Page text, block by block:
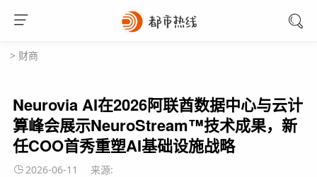
> 财商
Neurovia AI在2026阿联酋数据中心与云计
算峰会展示NeuroStream™技术成果，新
任COO首秀重塑AI基础设施战略
2026-06-11
来源: